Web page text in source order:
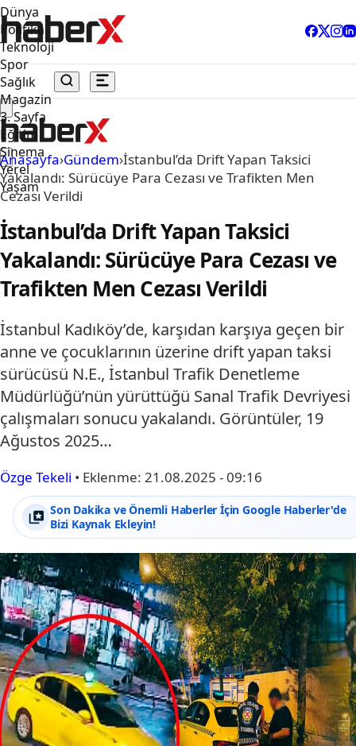
Dünya
Politika
Teknoloji
Spor
Sağlık
Magazin
3. Sayfa
Eğitim
Sinema
Yerel
Yaşam
Anasayfa›Gündem›İstanbul’da Drift Yapan Taksici
Yakalandı: Sürücüye Para Cezası ve Trafikten Men
Cezası Verildi
İstanbul’da Drift Yapan Taksici
Yakalandı: Sürücüye Para Cezası ve
Trafikten Men Cezası Verildi
İstanbul Kadıköy’de, karşıdan karşıya geçen bir
anne ve çocuklarının üzerine drift yapan taksi
sürücüsü N.E., İstanbul Trafik Denetleme
Müdürlüğü’nün yürüttüğü Sanal Trafik Devriyesi
çalışmaları sonucu yakalandı. Görüntüler, 19
Ağustos 2025…
Özge Tekeli • Eklenme: 21.08.2025 - 09:16
Son Dakika ve Önemli Haberler İçin Google Haberler'de
Bizi Kaynak Ekleyin!